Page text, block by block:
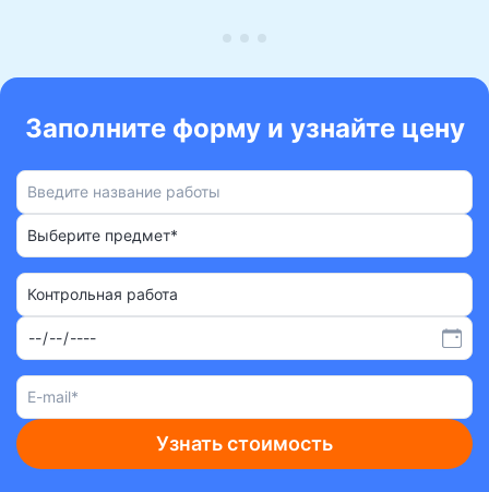
Заполните форму и узнайте цену
Выберите предмет*
Контрольная работа
Узнать стоимость